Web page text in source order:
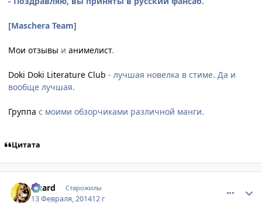
[Maschera Team]
Мои отзывы и анимелист.
Doki Doki Literature Club - лучшая новелка в стиме. Да и
вообще лучшая.
Группа с моими обзорчиками различной манги.
Цитата
Guard Старожилы
13 Февраля, 201412 г